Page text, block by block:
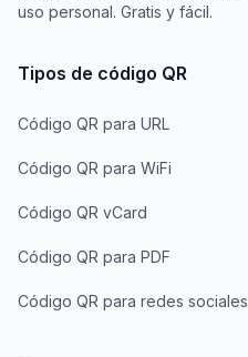
uso personal. Gratis y fácil.
Tipos de código QR
Código QR para URL
Código QR para WiFi
Código QR vCard
Código QR para PDF
Código QR para redes sociales